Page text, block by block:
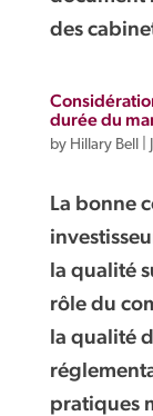
des
durée du
by Hillary Bell|
La bonne
la qualité
rôle du
la qualité
pratiques